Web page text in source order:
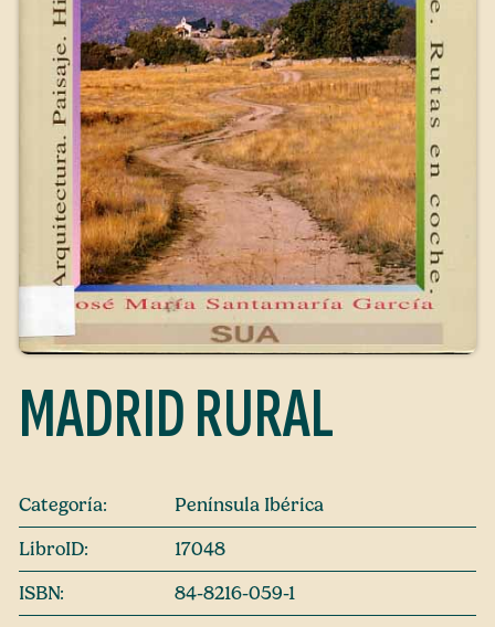
MADRID RURAL
Categoría:
Península Ibérica
LibroID:
17048
ISBN:
84-8216-059-1